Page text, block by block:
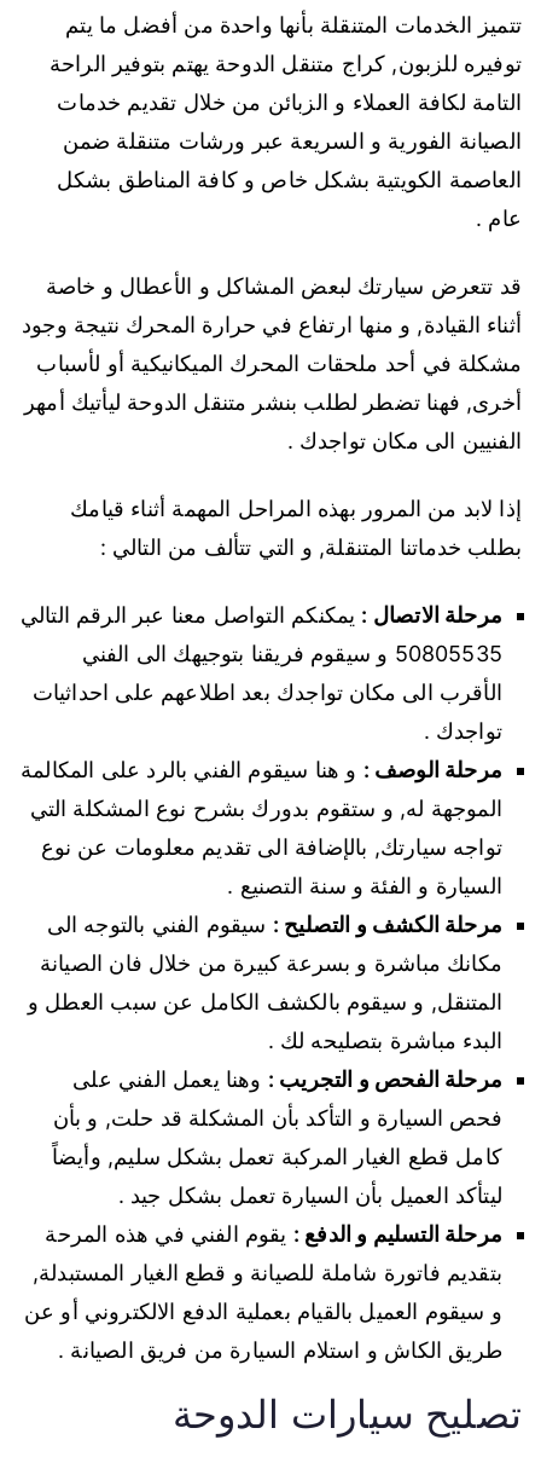
تتميز الخدمات المتنقلة بأنها واحدة من أفضل ما يتم
توفيره للزبون, كراج متنقل الدوحة يهتم بتوفير الراحة
التامة لكافة العملاء و الزبائن من خلال تقديم خدمات
الصيانة الفورية و السريعة عبر ورشات متنقلة ضمن
العاصمة الكويتية بشكل خاص و كافة المناطق بشكل
عام .
قد تتعرض سيارتك لبعض المشاكل و الأعطال و خاصة
أثناء القيادة, و منها ارتفاع في حرارة المحرك نتيجة وجود
مشكلة في أحد ملحقات المحرك الميكانيكية أو لأسباب
أخرى, فهنا تضطر لطلب بنشر متنقل الدوحة ليأتيك أمهر
الفنيين الى مكان تواجدك .
إذا لابد من المرور بهذه المراحل المهمة أثناء قيامك
بطلب خدماتنا المتنقلة, و التي تتألف من التالي :
مرحلة الاتصال : يمكنكم التواصل معنا عبر الرقم التالي
50805535 و سيقوم فريقنا بتوجيهك الى الفني
الأقرب الى مكان تواجدك بعد اطلاعهم على احداثيات
تواجدك .
مرحلة الوصف : و هنا سيقوم الفني بالرد على المكالمة
الموجهة له, و ستقوم بدورك بشرح نوع المشكلة التي
تواجه سيارتك, بالإضافة الى تقديم معلومات عن نوع
السيارة و الفئة و سنة التصنيع .
مرحلة الكشف و التصليح : سيقوم الفني بالتوجه الى
مكانك مباشرة و بسرعة كبيرة من خلال فان الصيانة
المتنقل, و سيقوم بالكشف الكامل عن سبب العطل و
البدء مباشرة بتصليحه لك .
مرحلة الفحص و التجريب : وهنا يعمل الفني على
فحص السيارة و التأكد بأن المشكلة قد حلت, و بأن
كامل قطع الغيار المركبة تعمل بشكل سليم, وأيضاً
ليتأكد العميل بأن السيارة تعمل بشكل جيد .
مرحلة التسليم و الدفع : يقوم الفني في هذه المرحة
بتقديم فاتورة شاملة للصيانة و قطع الغيار المستبدلة,
و سيقوم العميل بالقيام بعملية الدفع الالكتروني أو عن
طريق الكاش و استلام السيارة من فريق الصيانة .
تصليح سيارات الدوحة